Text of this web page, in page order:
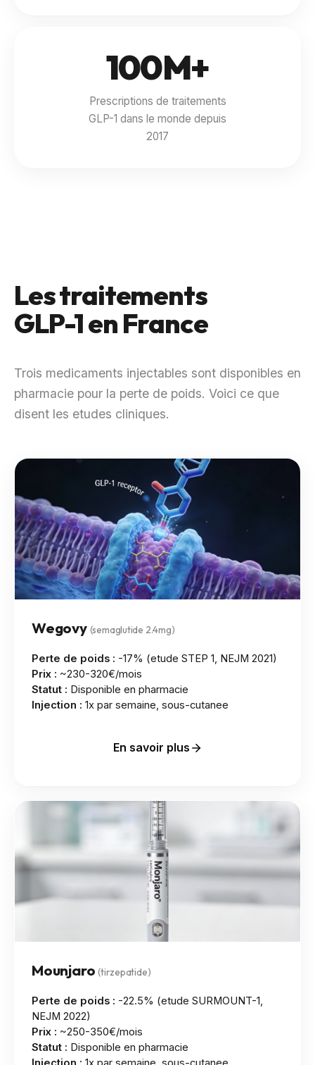
100M+
Prescriptions de traitements
GLP-1 dans le monde depuis
2017
Les traitements
GLP-1 en France
Trois medicaments injectables sont disponibles en
pharmacie pour la perte de poids. Voici ce que
disent les etudes cliniques.
Wegovy (semaglutide 2.4mg)
Perte de poids : -17% (etude STEP 1, NEJM 2021)
Prix : ~230-320€/mois
Statut : Disponible en pharmacie
Injection : 1x par semaine, sous-cutanee
En savoir plus
Mounjaro(tirzepatide)
Perte de poids : -22.5% (etude SURMOUNT-1,
NEJM 2022)
Prix : ~250-350€/mois
Statut : Disponible en pharmacie